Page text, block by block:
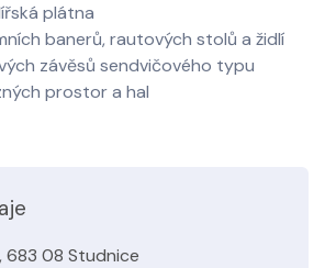
plátna
banerů, rautových stolů a židlí
závěsů sendvičového typu
prostor a hal
683 08 Studnice